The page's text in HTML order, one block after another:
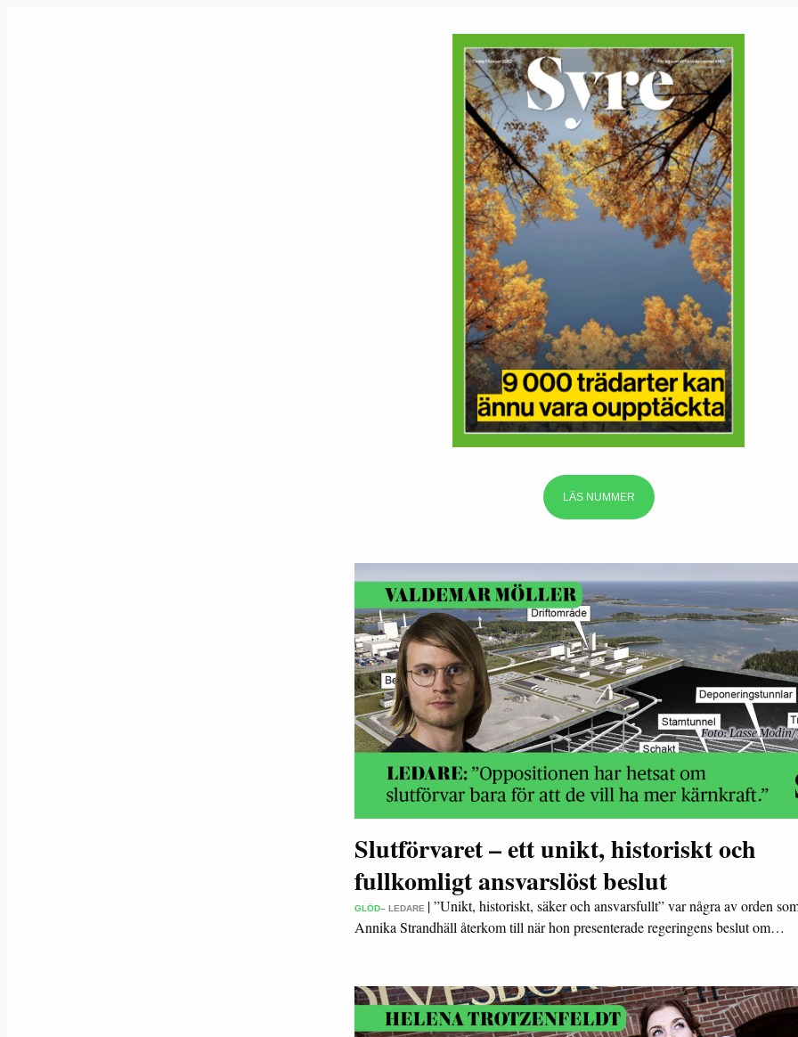
LÄS NUMMER
Slutförvaret – ett unikt, historiskt och
fullkomligt ansvarslöst beslut
GLÖD– LEDARE |”Unikt, historiskt, säker och ansvarsfullt” var några av orden
Annika Strandhäll återkom till när hon presenterade regeringens beslut om…